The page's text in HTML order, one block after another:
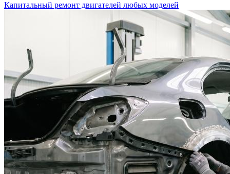
Капитальный ремонт двигателей любых моделей